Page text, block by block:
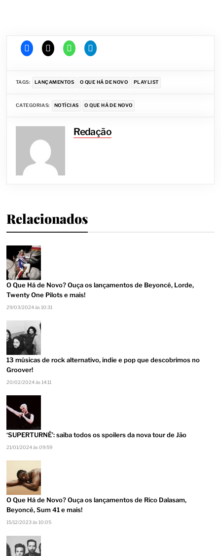
TAGS: LANÇAMENTOS O QUE HÁ DE NOVO PLAYLIST
CATEGORIAS: NOTÍCIAS O QUE HÁ DE NOVO
Redação
Relacionados
O Que Há de Novo? Ouça os lançamentos de Beyoncé, Lorde,
Twenty One Pilots e mais!
29/03/2024 às 10:31
13 músicas de rock alternativo, indie e pop que descobrimos no
Groover!
20/02/2024 às 14:11
‘SUPERTURNÊ’: saiba todos os spoilers da nova tour de Jão
21/01/2024 às 09:59
O Que Há de Novo? Ouça os lançamentos de Rico Dalasam,
Beyoncé, Sum 41 e mais!
15/12/2023 às 10:05